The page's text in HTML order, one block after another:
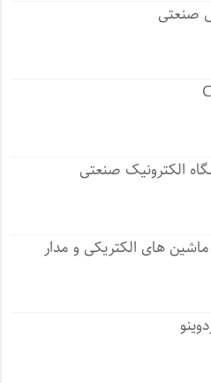
صنعتی
الکترونیک صنعتی
ماشین های الکتریکی و مدار